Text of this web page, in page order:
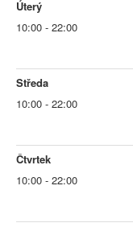
Úterý
10:00 - 22:00
Středa
10:00 - 22:00
Čtvrtek
10:00 - 22:00